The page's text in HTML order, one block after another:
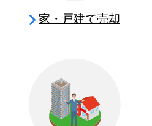
家・戸建て売却